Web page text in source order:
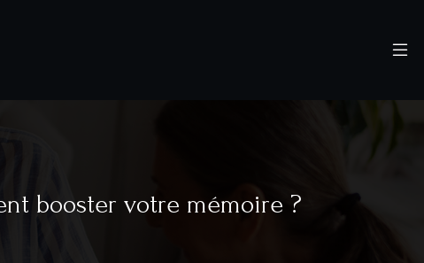
booster votre mémoire ?